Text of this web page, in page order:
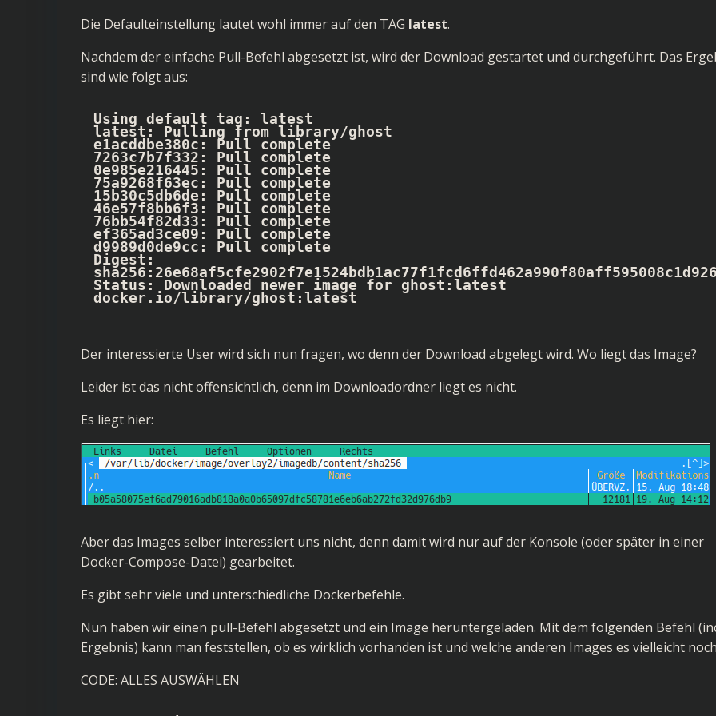
Die Defaulteinstellung lautet wohl immer auf den TAG latest.
Nachdem der einfache Pull-Befehl abgesetzt ist, wird der Download gestartet und durchgeführt. Das
sind wie folgt aus:
Using default tag: latest
latest: Pulling from library/ghost
e1acddbe380c: Pull complete
7263c7b7f332: Pull complete
0e985e216445: Pull complete
75a9268f63ec: Pull complete
15b30c5db6de: Pull complete
46e57f8bb6f3: Pull complete
76bb54f82d33: Pull complete
ef365ad3ce09: Pull complete
d9989d0de9cc: Pull complete
Digest:
sha256:26e68af5cfe2902f7e1524bdb1ac77f1fcd6ffd462a990f80aff595008c1d926
Status: Downloaded newer image for ghost:latest
docker.io/library/ghost:latest
Der interessierte User wird sich nun fragen, wo denn der Download abgelegt wird. Wo liegt das Image?
Leider ist das nicht offensichtlich, denn im Downloadordner liegt es nicht.
Es liegt hier:
Aber das Images selber interessiert uns nicht, denn damit wird nur auf der Konsole (oder später in einer
Docker-Compose-Datei) gearbeitet.
Es gibt sehr viele und unterschiedliche Dockerbefehle.
Nun haben wir einen pull-Befehl abgesetzt und ein Image heruntergeladen. Mit dem folgenden Befehl
Ergebnis) kann man feststellen, ob es wirklich vorhanden ist und welche anderen Images es vielleicht
CODE: ALLES AUSWÄHLEN